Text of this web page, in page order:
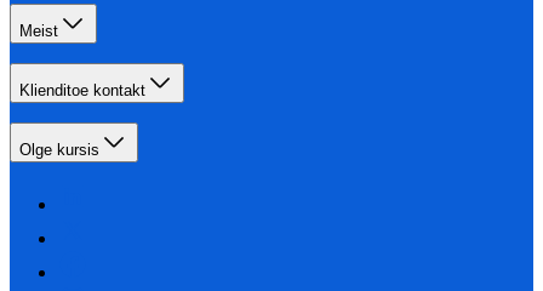
Meist
Klienditoe kontakt
Olge kursis